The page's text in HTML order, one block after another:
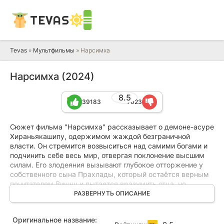
TEVAS
Tevas » Мультфильмы » Нарсимха
Нарсимха (2024)
8.5
39183 7023
Сюжет фильма "Нарсимха" рассказывает о демоне-асуре
Хираньякашипу, одержимом жаждой безграничной
власти. Он стремится возвыситься над самими богами и
подчинить себе весь мир, отвергая поклонение высшим
силам. Его злодеяния вызывают глубокое отторжение у
собственного сына Прахлады, который остаётся верным
почитателем Вишну и пытается вразумить отца, но
между добром и злом, но его принципы лишь разжигают
РАЗВЕРНУТЬ ОПИСАНИЕ
Оригинальное название: